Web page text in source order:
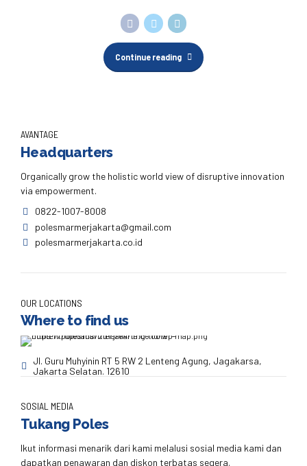
Continue reading
AVANTAGE
Headquarters
Organically grow the holistic world view of disruptive innovation
via empowerment.
0822-1007-8008
polesmarmerjakarta@gmail.com
polesmarmerjakarta.co.id
OUR LOCATIONS
Where to find us
Jl. Guru Muhyinin RT 5 RW 2 Lenteng Agung, Jagakarsa,
Jakarta Selatan. 12610
SOSIAL MEDIA
Tukang Poles
Ikut informasi menarik dari kami melalusi sosial media kami dan
dapatkan penawaran dan diskon terbatas segera.